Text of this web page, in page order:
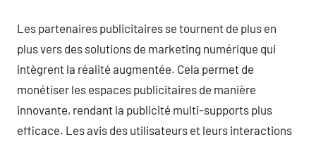
Les partenaires publicitaires se tournent de plus en
plus vers des solutions de marketing numérique qui
intègrent la réalité augmentée. Cela permet de
monétiser les espaces publicitaires de manière
innovante, rendant la publicité multi-supports plus
efficace. Les avis des utilisateurs et leurs interactions